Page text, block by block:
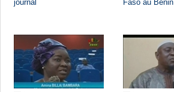
journal
Faso au Bénin